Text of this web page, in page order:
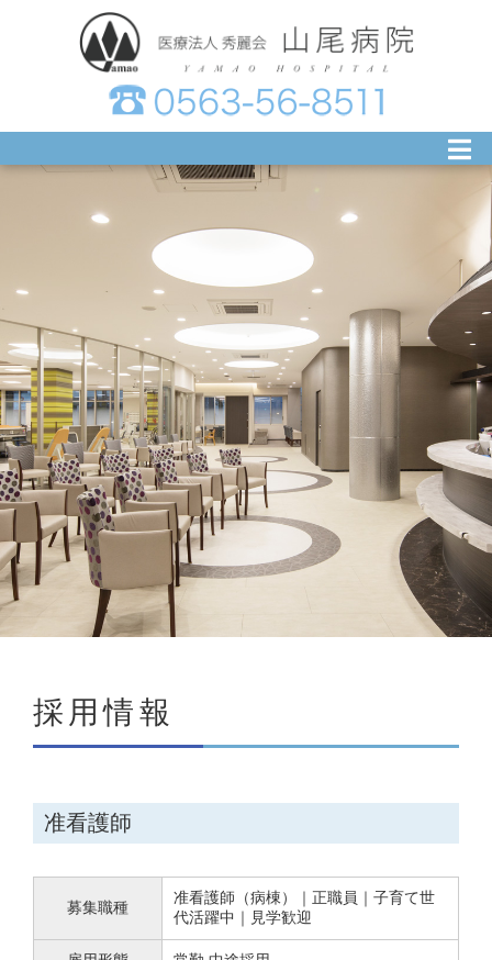
採用情報
准看護師
募集職種
准看護師（病棟）｜正職員｜子育て世
代活躍中｜見学歓迎